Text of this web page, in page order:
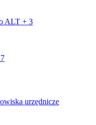
ALT + 3
urzędnicze